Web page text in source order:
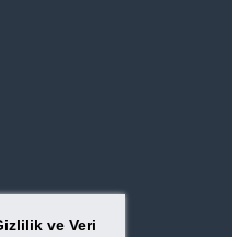
ve Veri